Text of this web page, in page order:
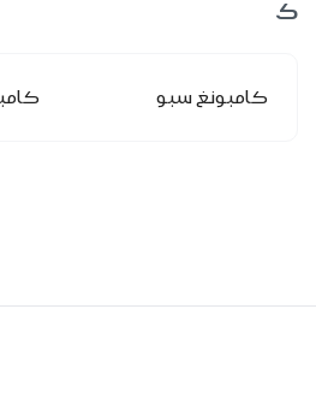
ك
كامبونغ سبو